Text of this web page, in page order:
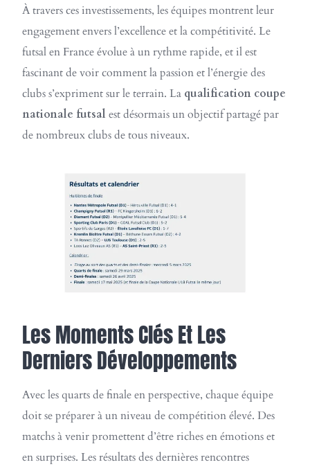
À travers ces investissements, les équipes montrent leur
engagement envers l’excellence et la compétitivité. Le
futsal en France évolue à un rythme rapide, et il est
fascinant de voir comment la passion et l’énergie des
clubs s’expriment sur le terrain. La qualification coupe
nationale futsal est désormais un objectif partagé par
de nombreux clubs de tous niveaux.
Les Moments Clés Et Les
Derniers Développements
Avec les quarts de finale en perspective, chaque équipe
doit se préparer à un niveau de compétition élevé. Des
matchs à venir promettent d’être riches en émotions et
en surprises. Les résultats des dernières rencontres